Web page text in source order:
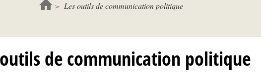
Les outils de communication politique
de communication politique